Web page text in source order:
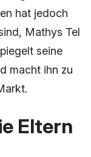
hat jedoch
Mathys Tel
seine
macht ihn zu
Eltern